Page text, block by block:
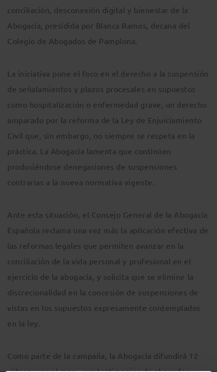
conciliación, desconexión digital y bienestar de la
Abogacía, presidida por Blanca Ramos, decana del
Colegio de Abogados de Pamplona.
La iniciativa pone el foco en el derecho a la suspensión
de señalamientos y plazos procesales en supuestos
como hospitalización o enfermedad grave, un derecho
amparado por la reforma de la Ley de Enjuiciamiento
Civil que, sin embargo, no siempre se respeta en la
práctica. La Abogacía lamenta que continúen
produciéndose denegaciones de suspensiones
contrarias a la nueva normativa vigente.
Ante esta situación, el Consejo General de la Abogacía
Española reclama una vez más la aplicación efectiva de
las reformas legales que permiten avanzar en la
conciliación de la vida personal y profesional en el
ejercicio de la abogacía, y solicita que se elimine la
discrecionalidad en la concesión de suspensiones de
vistas en los supuestos expresamente contemplados
en la ley.
Como parte de la campaña, la Abogacía difundirá 12